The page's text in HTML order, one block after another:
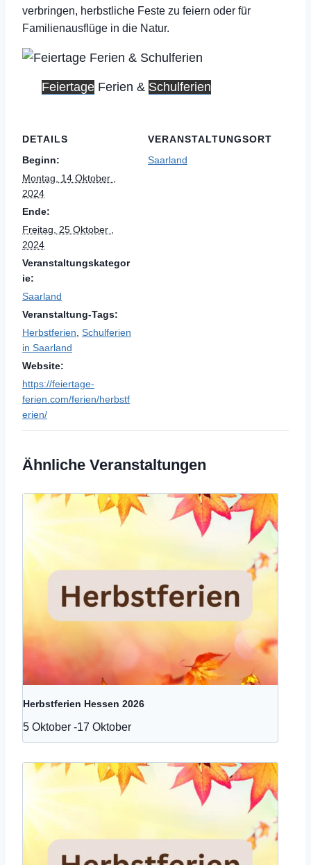
verbringen, herbstliche Feste zu feiern oder für
Familienausflüge in die Natur.
Feiertage Ferien & Schulferien
DETAILS
Beginn:
Montag, 14 Oktober ,
2024
Ende:
Freitag, 25 Oktober ,
2024
Veranstaltungskategor
ie:
Saarland
Veranstaltung-Tags:
Herbstferien, Schulferien
in Saarland
Website:
https://feiertage-
ferien.com/ferien/herbstf
erien/
VERANSTALTUNGSORT
Saarland
Ähnliche Veranstaltungen
Herbstferien Hessen 2026
5 Oktober -17 Oktober